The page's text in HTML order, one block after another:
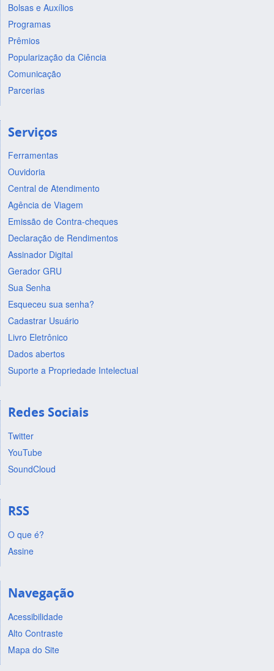
Bolsas e Auxílios
Programas
Prêmios
Popularização da Ciência
Comunicação
Parcerias
Serviços
Ferramentas
Ouvidoria
Central de Atendimento
Agência de Viagem
Emissão de Contra-cheques
Declaração de Rendimentos
Assinador Digital
Gerador GRU
Sua Senha
Esqueceu sua senha?
Cadastrar Usuário
Livro Eletrônico
Dados abertos
Suporte a Propriedade Intelectual
Redes Sociais
Twitter
YouTube
SoundCloud
RSS
O que é?
Assine
Navegação
Acessibilidade
Alto Contraste
Mapa do Site